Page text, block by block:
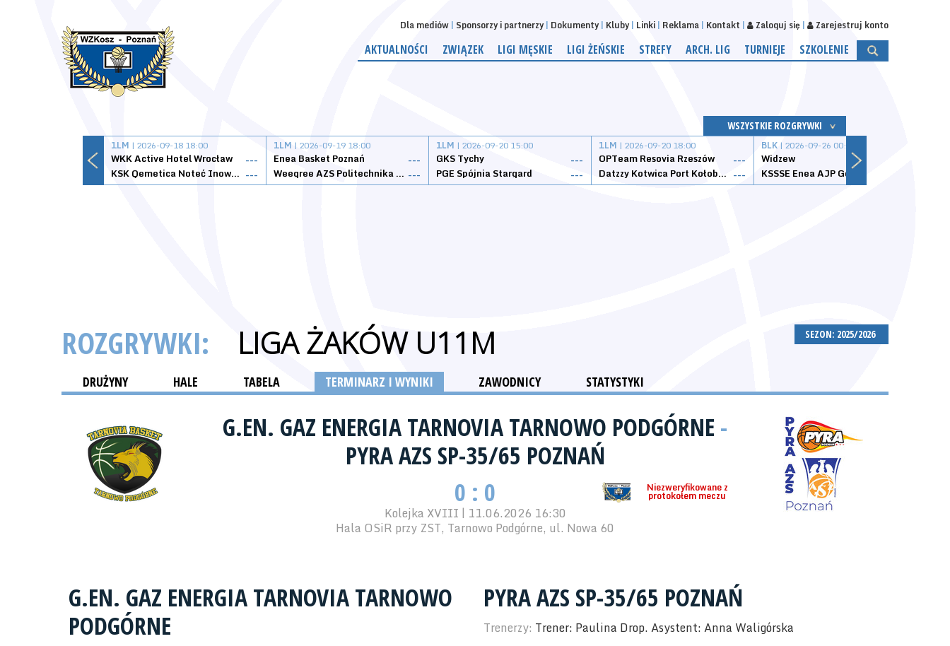
Dla mediów Sponsorzy i partnerzy Dokumenty Kluby Linki Reklama Kontakt Zaloguj się Zarejestruj konto
AKTUALNOŚCI ZWIĄZEK LIGI MĘSKIE LIGI ŻEŃSKIE STREFY ARCH. LIG TURNIEJE SZKOLENIE
WSZYSTKIE ROZGRYWKI
1LM | 2026-09-18 18:00
WKK Active Hotel Wrocław
---
KSK Qemetica Noteć Inowrocław ---
1LM | 2026-09-19 18:00
Enea Basket Poznań
---
Weegree AZS Politechnika Opolska ---
1LM | 2026-09-20 15:00
GKS Tychy
---
PGE Spójnia Stargard
---
1LM | 2026-09-20 18:00
OPTeam Resovia Rzeszów
---
Datzzy Kotwica Port Kołobrzeg ---
BLK | 2026-09-26 00:00
Widzew
SEZON: 2025/2026
ROZGRYWKI: LIGA ŻAKÓW U11M
DRUŻYNY HALE TABELA TERMINARZ I WYNIKI ZAWODNICY STATYSTYKI
G.EN. GAZ ENERGIA TARNOVIA TARNOWO PODGÓRNE -
PYRA AZS SP-35/65 POZNAŃ
Niezweryfikowane z
protokołem meczu
0 : 0
Kolejka XVIII | 11.06.2026 16:30
Hala OSiR przy ZST, Tarnowo Podgórne, ul. Nowa 60
G.EN. GAZ ENERGIA TARNOVIA TARNOWO
PODGÓRNE
PYRA AZS SP-35/65 POZNAŃ
Trenerzy: Trener: Paulina Drop. Asystent: Anna Waligórska